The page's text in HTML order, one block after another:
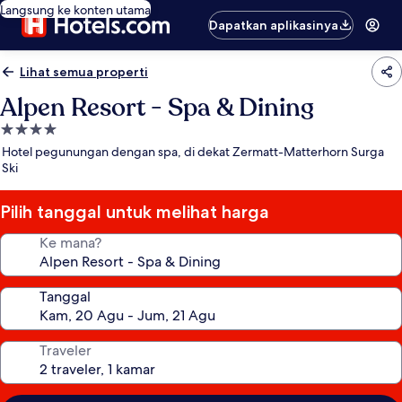
Langsung ke konten utama
Dapatkan aplikasinya
Lihat semua properti
Alpen Resort - Spa & Dining
Properti
bintang
4.0
Hotel pegunungan dengan spa, di dekat Zermatt-Matterhorn Surga
Ski
Pilih tanggal untuk melihat harga
Ke mana?
Tanggal
Traveler